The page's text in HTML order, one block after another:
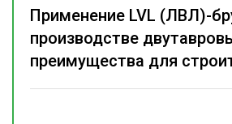
Применение LVL (ЛВЛ)-
производстве
преимущества для